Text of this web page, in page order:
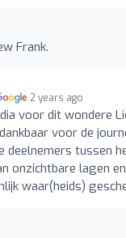
Frank.
2 years ago
voor dit wondere
voor de
deelnemers tussen
onzichtbare lagen
waar(heids)